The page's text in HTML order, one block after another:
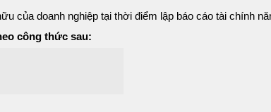
của doanh nghiệp tại thời điểm lập báo cáo tài chính
công thức sau: